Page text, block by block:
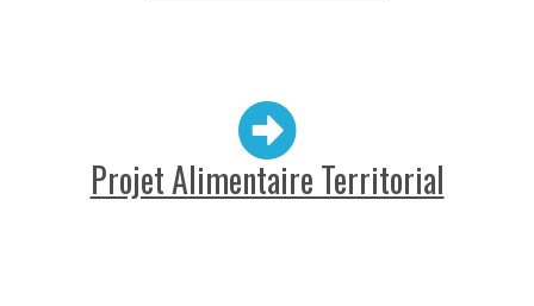
Projet Alimentaire Territorial